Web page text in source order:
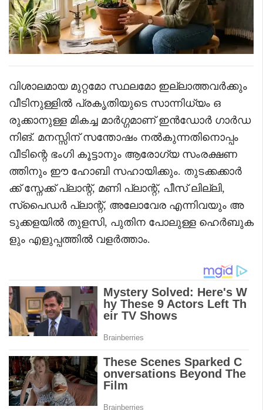
വിശാലമായ മുറ്റമോ സ്ഥലമോ ഇല്ലാത്തവർക്കും
വീടിനുള്ളിൽ പ്രകൃതിയുടെ സാന്നിധ്യം ഒ
രുക്കാനുള്ള മികച്ച മാർഗ്ഗമാണ് ഇൻഡോർ ഗാർഡ
നിങ്. മനസ്സിന് സന്തോഷം നൽകുന്നതിനൊപ്പം
വീടിന്റെ ഭംഗി കൂട്ടാനും ആരോഗ്യ സംരക്ഷണ
ത്തിനും ഈ ഹോബി സഹായിക്കും. തുടക്കക്കാർ
ക്ക് സ്നേക്ക് പ്ലാന്റ്, മണി പ്ലാന്റ്, പീസ് ലില്ലി,
സ്പൈഡർ പ്ലാന്റ്, അലോവേര എന്നിവയും അ
ടുക്കളയിൽ തുളസി, പുതിന പോലുള്ള ഹെർബുക
ളും എളുപ്പത്തിൽ വളർത്താം.